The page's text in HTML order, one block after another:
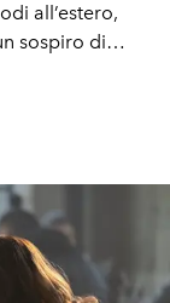
all’estero,
sospiro di